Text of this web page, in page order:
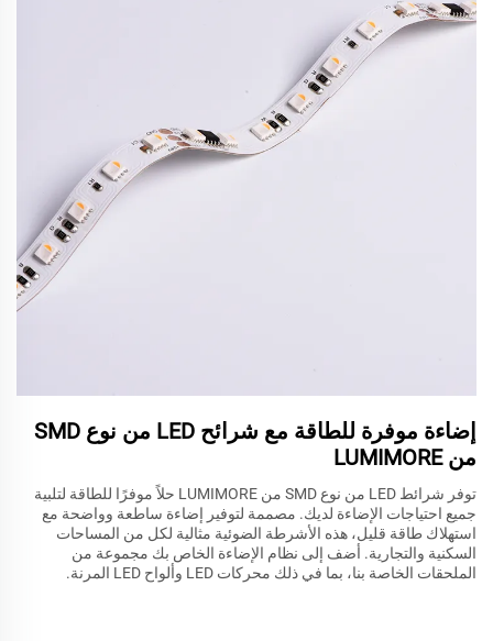
إضاءة موفرة للطاقة مع شرائح LED من نوع SMD
من LUMIMORE
توفر شرائط LED من نوع SMD من LUMIMORE حلاً موفرًا للطاقة لتلبية
جميع احتياجات الإضاءة لديك. مصممة لتوفير إضاءة ساطعة وواضحة مع
استهلاك طاقة قليل، هذه الأشرطة الضوئية مثالية لكل من المساحات
السكنية والتجارية. أضف إلى نظام الإضاءة الخاص بك مجموعة من
الملحقات الخاصة بنا، بما في ذلك محركات LED وألواح LED المرنة.